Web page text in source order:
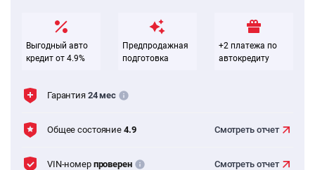
Выгодный авто
кредит от 4.9%
Предпродажная
подготовка
+2 платежа по
автокредиту
Гарантия 24 мес
Общее состояние 4.9 Смотреть отчет
VIN-номер проверен Смотреть отчет